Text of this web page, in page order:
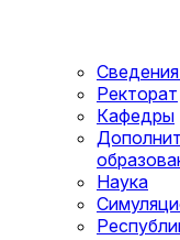
Ректорат
Кафедры
Наука